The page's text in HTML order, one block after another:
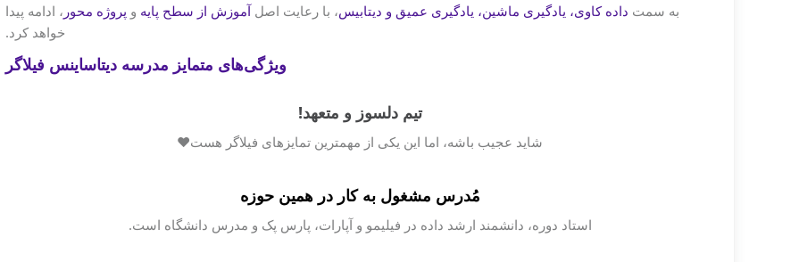
به سمت داده کاوی، یادگیری ماشین، یادگیری عمیق و دیتابیس، با رعایت اصل آموزش از سطح پایه و پروژه محور ، ادامه پیدا
خواهد کرد.
ویژگی‌های متمایز مدرسه دیتاساینس فیلاگر
تیم دلسوز و متعهد!
شاید عجیب باشه، اما این یکی از مهمترین تمایزهای فیلاگر هست❤
مُدرس مشغول به کار در همین حوزه
استاد دوره، دانشمند ارشد داده در فیلیمو و آپارات، پارس پک و مدرس دانشگاه است.